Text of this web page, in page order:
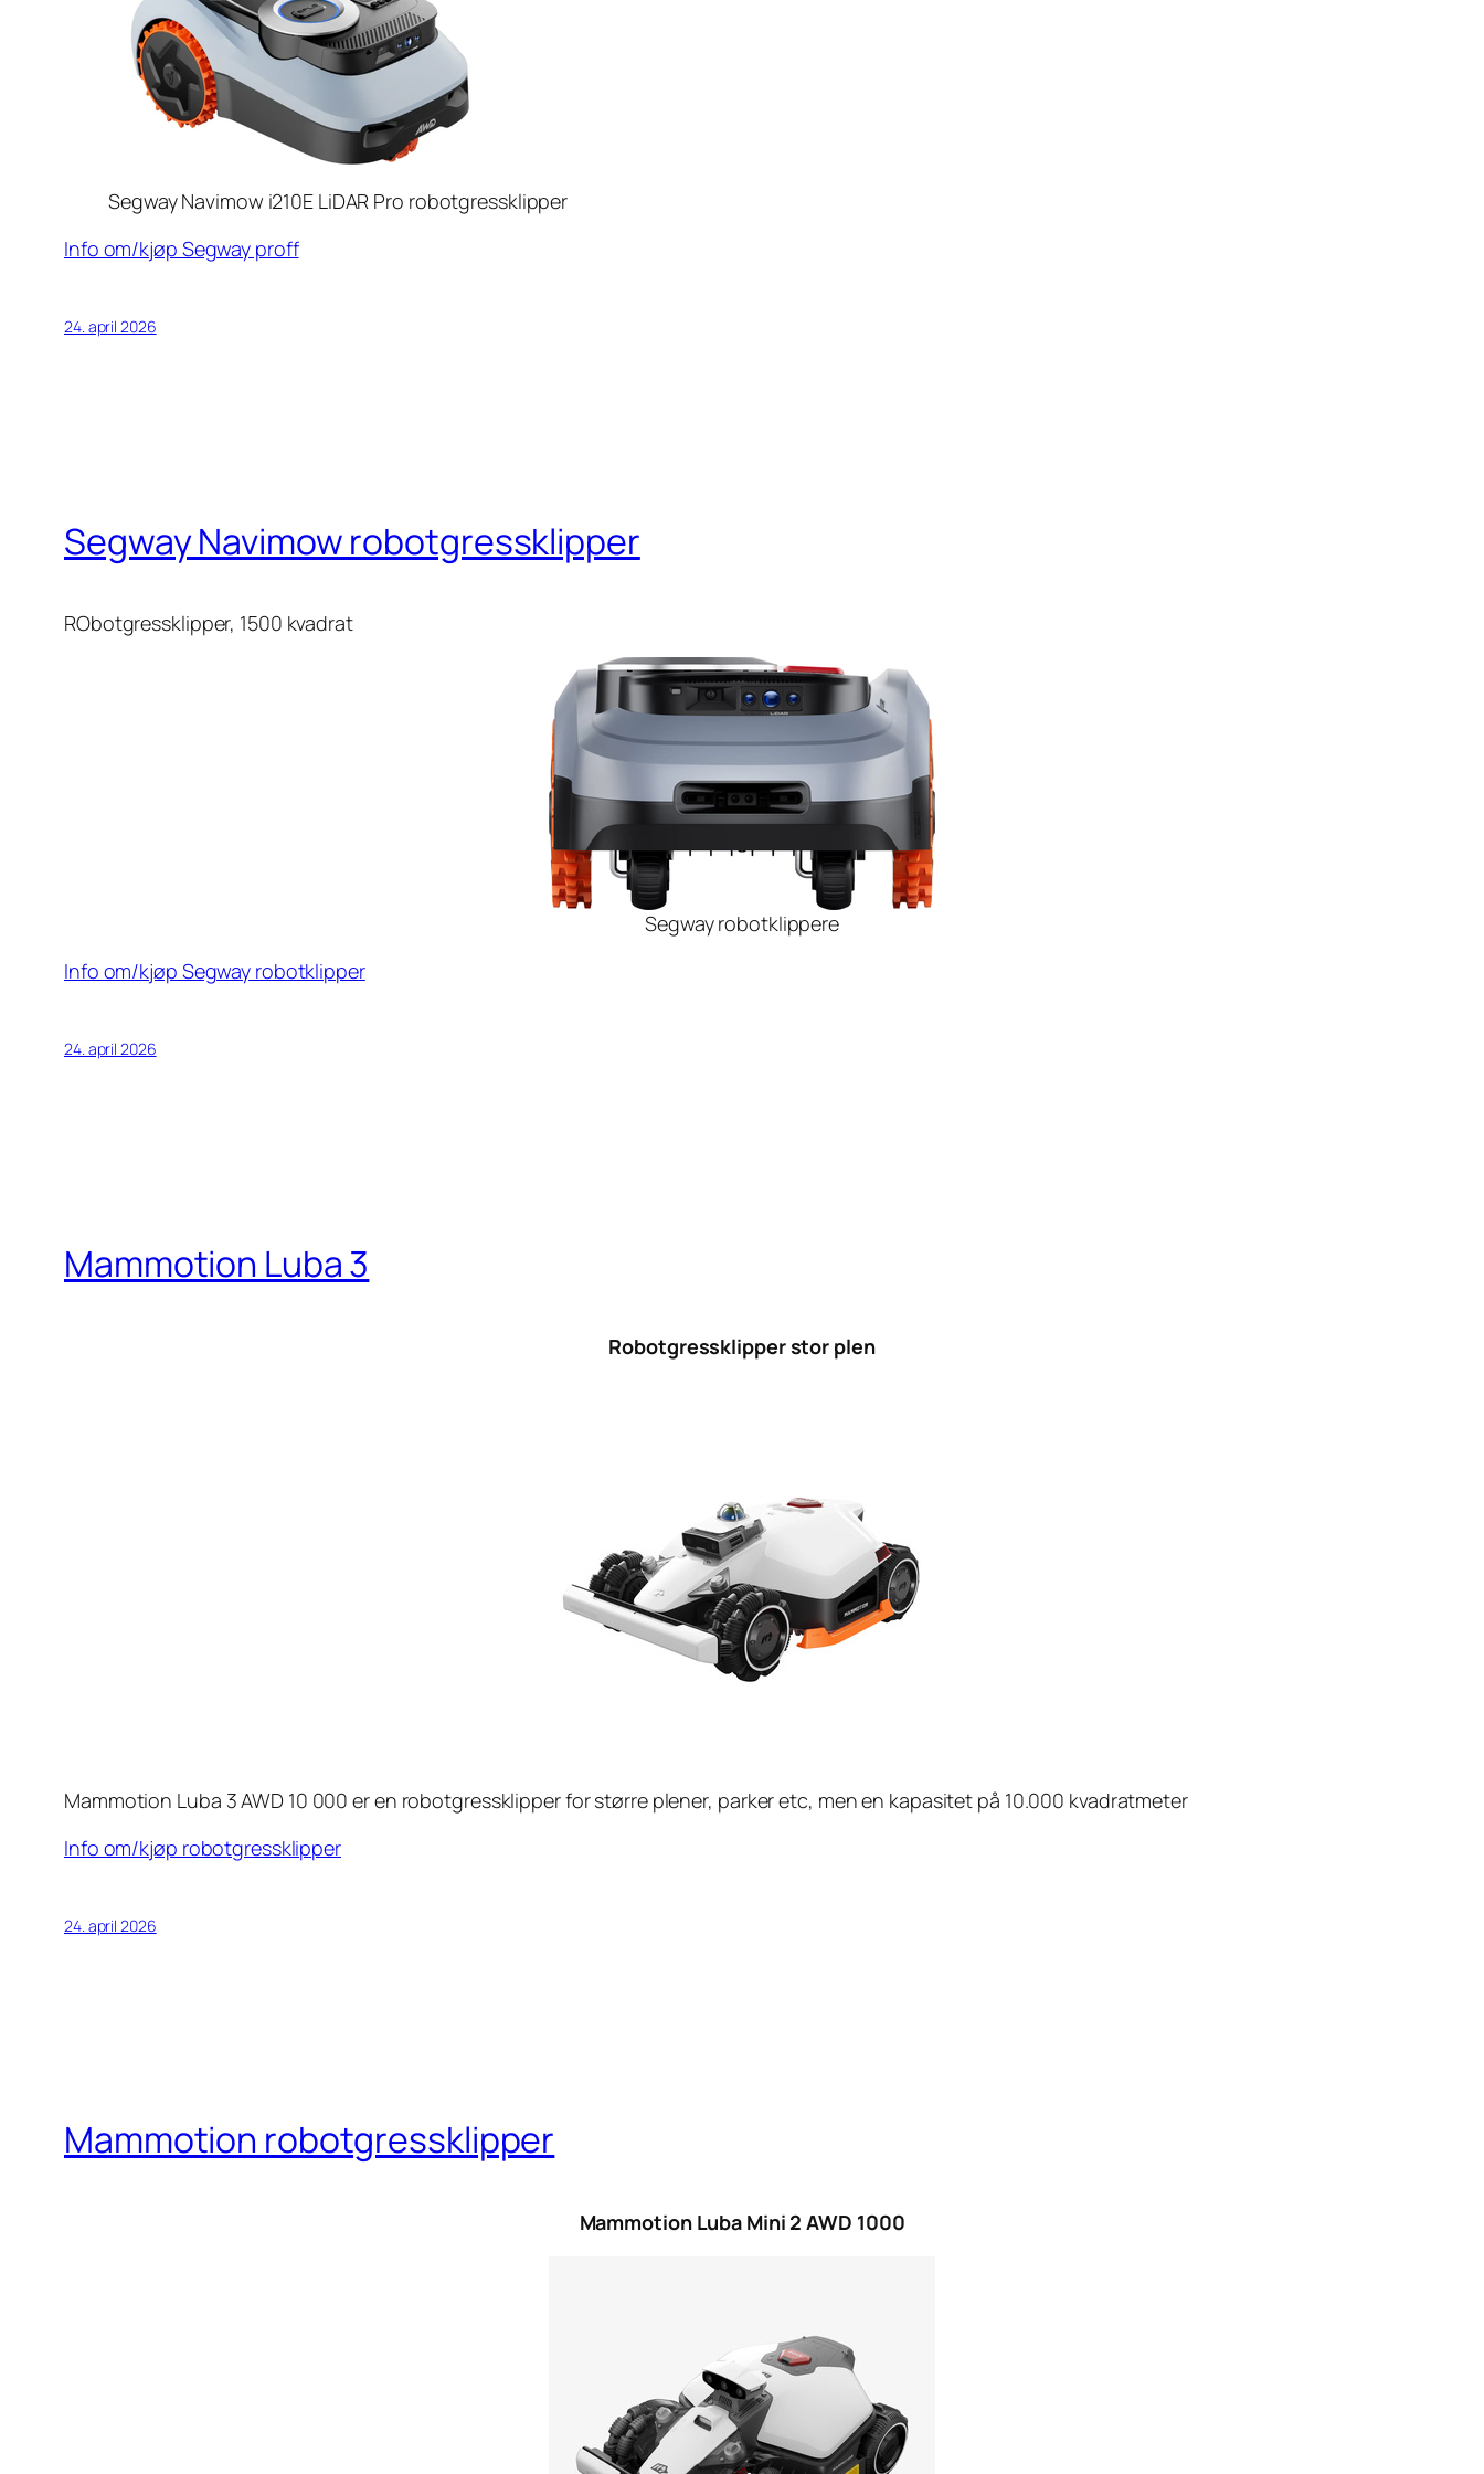
Segway Navimow i210E LiDAR Pro robotgressklipper
Info om/kjøp Segway proff
24. april 2026
Segway Navimow robotgressklipper
RObotgressklipper, 1500 kvadrat
Segway robotklippere
Info om/kjøp Segway robotklipper
24. april 2026
Mammotion Luba 3
Robotgressklipper stor plen
Mammotion Luba 3 AWD 10 000 er en robotgressklipper for større plener, parker etc, men en kapasitet på 10.000 kvadratmeter
Info om/kjøp robotgressklipper
24. april 2026
Mammotion robotgressklipper
Mammotion Luba Mini 2 AWD 1000